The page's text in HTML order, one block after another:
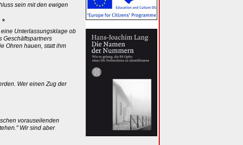
sein mit den ewigen
*
Unterlassungsklage ob
Geschäftspartners
Ohren hauen, statt ihm
Wer einen Zug der
vorauseilenden
Wir sind aber